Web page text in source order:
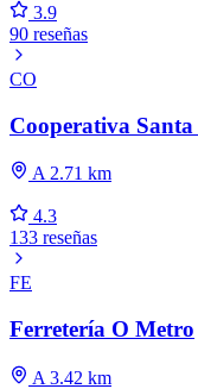
3.9
90 reseñas
CO
Cooperativa
A 2.71 km
4.3
133 reseñas
FE
Ferretería O Metro
A 3.42 km